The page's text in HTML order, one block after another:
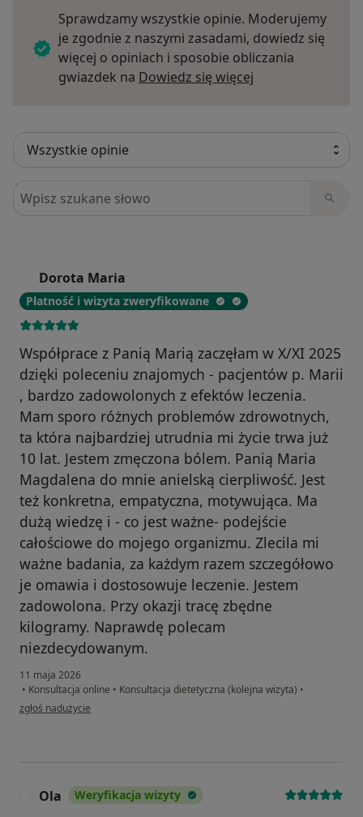
Sprawdzamy wszystkie opinie. Moderujemy
je zgodnie z naszymi zasadami, dowiedz się
więcej o opiniach i sposobie obliczania
gwiazdek na Dowiedz się więcej
Szukaj w opiniach
Dorota Maria
Płatność i wizyta zweryfikowane
Współprace z Panią Marią zaczęłam w X/XI 2025
dzięki poleceniu znajomych - pacjentów p. Marii
, bardzo zadowolonych z efektów leczenia.
Mam sporo różnych problemów zdrowotnych,
ta która najbardziej utrudnia mi życie trwa już
10 lat. Jestem zmęczona bólem. Panią Maria
Magdalena do mnie anielską cierpliwość. Jest
też konkretna, empatyczna, motywująca. Ma
dużą wiedzę i - co jest ważne- podejście
całościowe do mojego organizmu. Zlecila mi
ważne badania, za każdym razem szczegółowo
je omawia i dostosowuje leczenie. Jestem
zadowolona. Przy okazji tracę zbędne
kilogramy. Naprawdę polecam
niezdecydowanym.
11 maja 2026
• Konsultacja online • Konsultacja dietetyczna (kolejna wizyta) •
w opinii użytkownika Dorota Maria
zgłoś nadużycie
Ola Weryfikacja wizyty